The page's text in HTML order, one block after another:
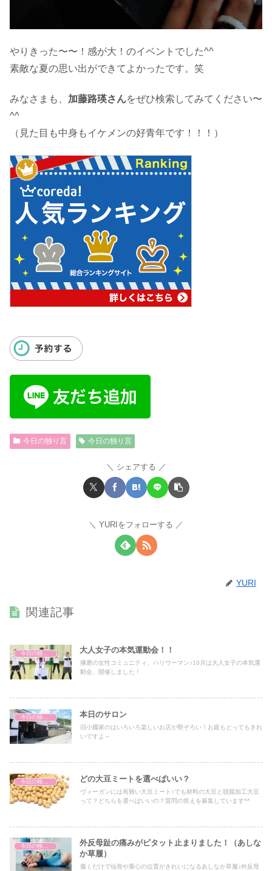
やりきった〜〜！感が大！のイベントでした^^
素敵な夏の思い出ができてよかったです。笑
みなさまも、 加藤路瑛さんをぜひ検索してみてください〜
^^
（見た目も中身もイケメンの好青年です！！！）
今日の独り言 今日の独り言
シェアする
YURIをフォローする
YURI
関連記事
大人女子の本気運動会！！
播磨の女性コミュニティ、ハリウーマン♪10月は大人女子の本気運
動会、開催しました！
今日の独り言 本日のサロン
旧小國家のはいろいろ楽しいお店が勢ぞろい！お庭もとってもきれ
いですよ～
どの大豆ミートを選べばいい？
ヴィーガンには有難い大豆ミート♪でも材料の大豆と脱脂加工大豆
って？どちらを選べばいいの？質問の答えを募集しています^^
外反母趾の痛みがピタット止まりました！（あしな
か草履）
履くだけで仙骨や重心の位置がきれいになるあしなか草履♪外反母